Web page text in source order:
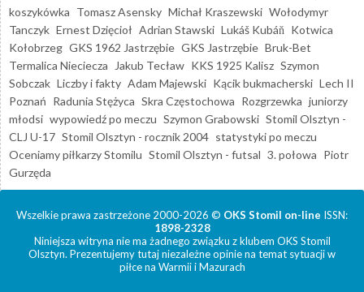
koszykówka Tomasz Asensky Michał Kraszewski Wołodymyr
Tanczyk Ernest Dzięcioł Adrian Stawski Lukáš Kubáň Kotwica
Kołobrzeg GKS 1962 Jastrzębie GKS Jastrzębie Bruk-Bet
Termalica Nieciecza
Jakub Tecław KKS 1925 Kalisz Szymon
Sobczak Liczby i fakty Adam Majewski Kącik bukmacherski Lech II
Poznań Radunia Stężyca Skra Częstochowa Rozgrzewka juniorzy
młodsi wypowiedź po meczu Szymon Grabowski Stomil Olsztyn -
CLJ U-17 Stomil Olsztyn - rocznik 2004 statystyki po meczu
Oceniamy piłkarzy Stomilu Stomil Olsztyn - futsal 3. połowa Piotr
Gurzęda
Wszelkie prawa zastrzeżone 2000-2026 © OKS Stomil on-line ISSN:
1898-2328
Niniejsza witryna nie ma żadnego związku z klubem OKS Stomil
Olsztyn. Prezentujemy tutaj niezależne opinie na temat sytuacji w
piłce na Warmii i Mazurach